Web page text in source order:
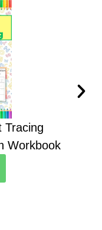
Tracing
Workbook